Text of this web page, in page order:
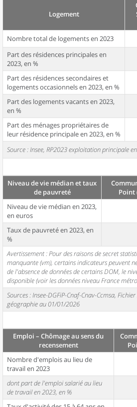
Logement
Nombre total de logements en 2023
Part des résidences principales en
2023, en %
Part des résidences secondaires et
logements occasionnels en 2023, en %
Part des logements vacants en 2023,
en %
Part des ménages propriétaires de
leur résidence principale en 2023, en %
Source : Insee, RP2023 exploitation principale
Niveau de vie médian et taux
de pauvreté
Point
Niveau de vie médian en 2023,
en euros
Taux de pauvreté en 2023, en
%
Avertissement : Pour des raisons de secret
manquante (vm), certains indicateurs peuvent
de l'absence de données de certains DOM, le
disponible (voir les données niveau France
Sources : Insee-DGFiP-Cnaf-Cnav-Ccmsa,
géographie au 01/01/2026
Emploi – Chômage au sens du
recensement
Nombre d'emplois au lieu de
travail en 2023
dont part de l'emploi salarié au lieu
de travail en 2023, en %